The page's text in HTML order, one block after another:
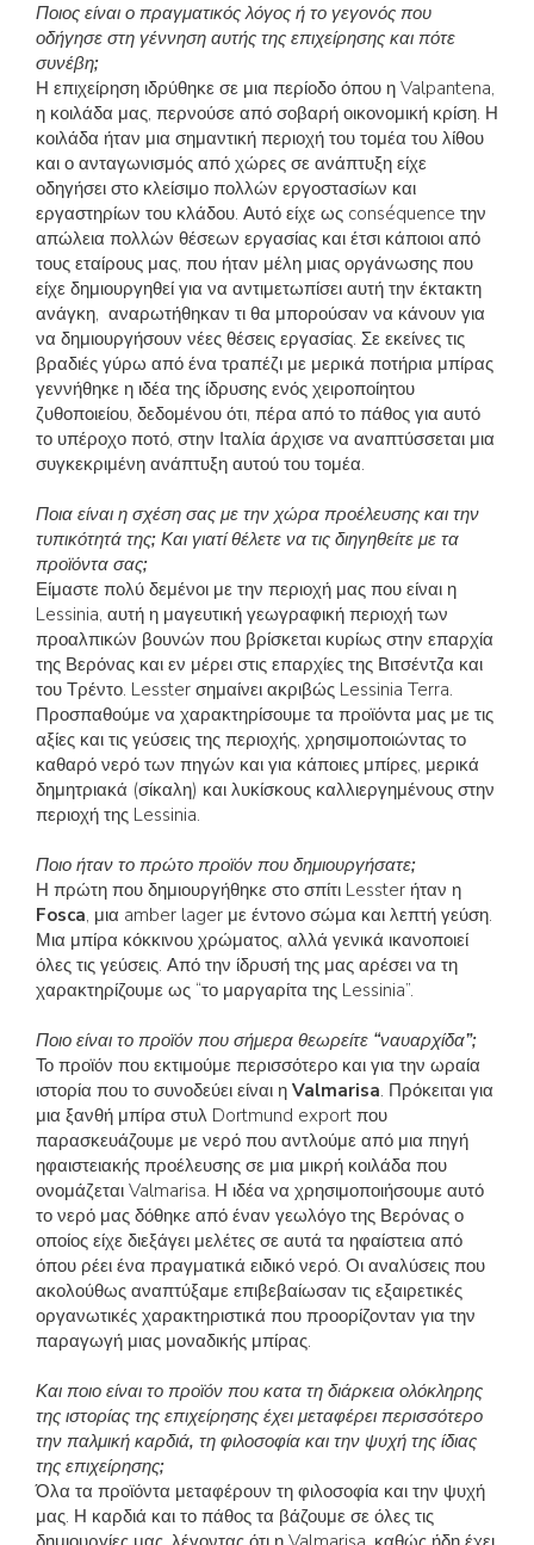
Ποιος είναι ο πραγματικός λόγος ή το γεγονός που
οδήγησε στη γέννηση αυτής της επιχείρησης και πότε
συνέβη;
Η επιχείρηση ιδρύθηκε σε μια περίοδο όπου η Valpantena,
η κοιλάδα μας, περνούσε από σοβαρή οικονομική κρίση. Η
κοιλάδα ήταν μια σημαντική περιοχή του τομέα του λίθου
και ο ανταγωνισμός από χώρες σε ανάπτυξη είχε
οδηγήσει στο κλείσιμο πολλών εργοστασίων και
εργαστηρίων του κλάδου. Αυτό είχε ως conséquence την
απώλεια πολλών θέσεων εργασίας και έτσι κάποιοι από
τους εταίρους μας, που ήταν μέλη μιας οργάνωσης που
είχε δημιουργηθεί για να αντιμετωπίσει αυτή την έκτακτη
ανάγκη, αναρωτήθηκαν τι θα μπορούσαν να κάνουν για
να δημιουργήσουν νέες θέσεις εργασίας. Σε εκείνες τις
βραδιές γύρω από ένα τραπέζι με μερικά ποτήρια μπίρας
γεννήθηκε η ιδέα της ίδρυσης ενός χειροποίητου
ζυθοποιείου, δεδομένου ότι, πέρα από το πάθος για αυτό
το υπέροχο ποτό, στην Ιταλία άρχισε να αναπτύσσεται μια
συγκεκριμένη ανάπτυξη αυτού του τομέα.
Ποια είναι η σχέση σας με την χώρα προέλευσης και την
τυπικότητά της; Και γιατί θέλετε να τις διηγηθείτε με τα
προϊόντα σας;
Είμαστε πολύ δεμένοι με την περιοχή μας που είναι η
Lessinia, αυτή η μαγευτική γεωγραφική περιοχή των
προαλπικών βουνών που βρίσκεται κυρίως στην επαρχία
της Βερόνας και εν μέρει στις επαρχίες της Βιτσέντζα και
του Τρέντο. Lesster σημαίνει ακριβώς Lessinia Terra.
Προσπαθούμε να χαρακτηρίσουμε τα προϊόντα μας με τις
αξίες και τις γεύσεις της περιοχής, χρησιμοποιώντας το
καθαρό νερό των πηγών και για κάποιες μπίρες, μερικά
δημητριακά (σίκαλη) και λυκίσκους καλλιεργημένους στην
περιοχή της Lessinia.
Ποιο ήταν το πρώτο προϊόν που δημιουργήσατε;
Η πρώτη που δημιουργήθηκε στο σπίτι Lesster ήταν η
Fosca, μια amber lager με έντονο σώμα και λεπτή γεύση.
Μια μπίρα κόκκινου χρώματος, αλλά γενικά ικανοποιεί
όλες τις γεύσεις. Από την ίδρυσή της μας αρέσει να τη
χαρακτηρίζουμε ως “το μαργαρίτα της Lessinia”.
Ποιο είναι το προϊόν που σήμερα θεωρείτε “ναυαρχίδα”;
Το προϊόν που εκτιμούμε περισσότερο και για την ωραία
ιστορία που το συνοδεύει είναι η Valmarisa. Πρόκειται για
μια ξανθή μπίρα στυλ Dortmund export που
παρασκευάζουμε με νερό που αντλούμε από μια πηγή
ηφαιστειακής προέλευσης σε μια μικρή κοιλάδα που
ονομάζεται Valmarisa. Η ιδέα να χρησιμοποιήσουμε αυτό
το νερό μας δόθηκε από έναν γεωλόγο της Βερόνας ο
οποίος είχε διεξάγει μελέτες σε αυτά τα ηφαίστεια από
όπου ρέει ένα πραγματικά ειδικό νερό. Οι αναλύσεις που
ακολούθως αναπτύξαμε επιβεβαίωσαν τις εξαιρετικές
οργανωτικές χαρακτηριστικά που προορίζονταν για την
παραγωγή μιας μοναδικής μπίρας.
Και ποιο είναι το προϊόν που κατα τη διάρκεια ολόκληρης
της ιστορίας της επιχείρησης έχει μεταφέρει περισσότερο
την παλμική καρδιά, τη φιλοσοφία και την ψυχή της ίδιας
της επιχείρησης;
Όλα τα προϊόντα μεταφέρουν τη φιλοσοφία και την ψυχή
μας. Η καρδιά και το πάθος τα βάζουμε σε όλες τις